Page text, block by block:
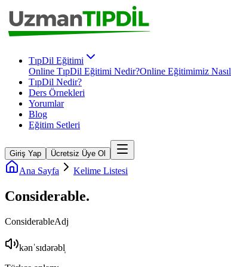
TıpDil Eğitimi
Online TıpDil Eğitimi Nedir?Online Eğitimimiz Nasıl
TıpDil Nedir?
Ders Örnekleri
Yorumlar
Blog
Eğitim Setleri
Giriş Yap Ücretsiz Üye Ol
Ana Sayfa Kelime Listesi
Considerable.
ConsiderableAdj
kənˈsɪdərəbl̩